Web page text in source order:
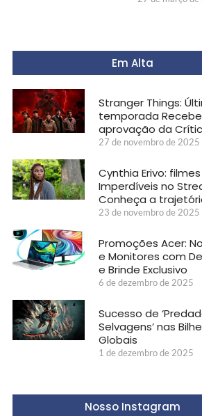
Em Alta
Stranger Things:
temporada Recebe
aprovação da
27 de novembro de 2025
Cynthia Erivo:
Imperdíveis no
Conheça a
23 de novembro de 2025
Promoções Acer:
e Monitores com
e Brinde Exclusivo
6 de dezembro de 2025
Sucesso de
Selvagens’ nas
Globais
1 de dezembro de 2025
Nosso Instagram